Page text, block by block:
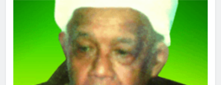
Delegasi MQK Kota Kediri
Menuju Probolinggo
POJOK LIRBOYO
Haflah Akhirussanah, Lirboyo